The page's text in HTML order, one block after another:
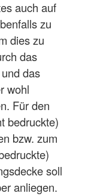
auch auf
zu
dies zu
das
das
wohl
Für den
bedruckte)
bzw. zum
soll
anliegen.